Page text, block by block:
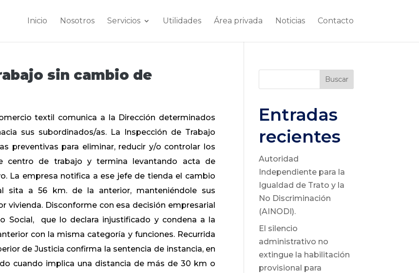
Inicio Nosotros Servicios Utilidades Área privada Noticias Contacto
sin cambio de
textil comunica a la Dirección determinados
sus subordinados/as. La Inspección de Trabajo
preventivas para eliminar, reducir y/o controlar los
centro de trabajo y termina levantando acta de
La empresa notifica a ese jefe de tienda el cambio
sita a 56 km. de la anterior, manteniéndole sus
vivienda. Disconforme con esa decisión empresarial
Social, que lo declara injustificado y condena a la
con la misma categoría y funciones. Recurrida
de Justicia confirma la sentencia de instancia, en
cuando implica una distancia de más de 30 km o
Buscar
Entradas
recientes
Autoridad
Independiente para la
Igualdad de Trato y la
No Discriminación
(AINODI).
El silencio
administrativo no
extingue la habilitación
provisional para